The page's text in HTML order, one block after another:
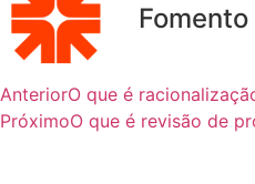
AnteriorO que é
PróximoO que é revisão de